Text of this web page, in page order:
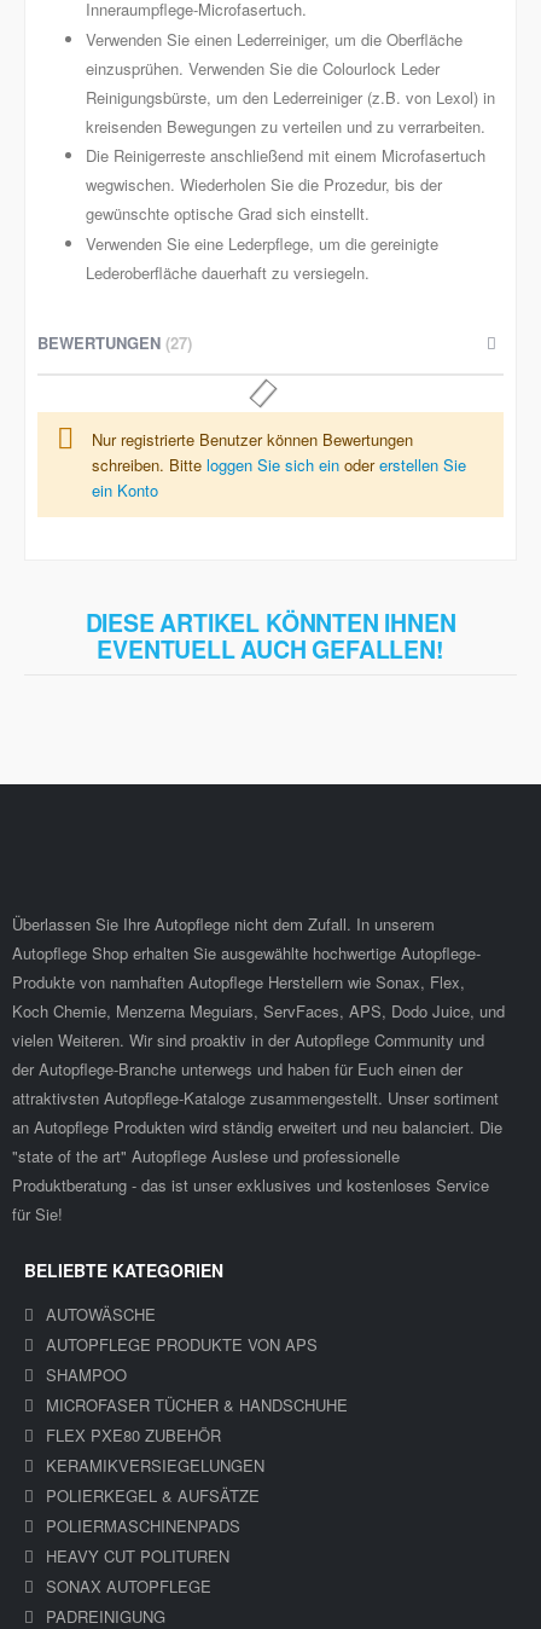
Inneraumpflege-Microfasertuch.
Verwenden Sie einen Lederreiniger, um die Oberfläche
einzusprühen. Verwenden Sie die Colourlock Leder
Reinigungsbürste, um den Lederreiniger (z.B. von Lexol) in
kreisenden Bewegungen zu verteilen und zu verrarbeiten.
Die Reinigerreste anschließend mit einem Microfasertuch
wegwischen. Wiederholen Sie die Prozedur, bis der
gewünschte optische Grad sich einstellt.
Verwenden Sie eine Lederpflege, um die gereinigte
Lederoberfläche dauerhaft zu versiegeln.
BEWERTUNGEN 27
Nur registrierte Benutzer können Bewertungen
schreiben. Bitte loggen Sie sich ein odererstellen Sie
ein Konto
DIESE ARTIKEL KÖNNTEN IHNEN
EVENTUELL AUCH GEFALLEN!
Überlassen Sie Ihre Autopflege nicht dem Zufall. In unserem
Autopflege Shop erhalten Sie ausgewählte hochwertige Autopflege-
Produkte von namhaften Autopflege Herstellern wie Sonax, Flex,
Koch Chemie, Menzerna Meguiars, ServFaces, APS, Dodo Juice, und
vielen Weiteren. Wir sind proaktiv in der Autopflege Community und
der Autopflege-Branche unterwegs und haben für Euch einen der
attraktivsten Autopflege-Kataloge zusammengestellt. Unser sortiment
an Autopflege Produkten wird ständig erweitert und neu balanciert. Die
"state of the art" Autopflege Auslese und professionelle
Produktberatung - das ist unser exklusives und kostenloses Service
für Sie!
BELIEBTE KATEGORIEN
AUTOWÄSCHE
AUTOPFLEGE PRODUKTE VON APS
SHAMPOO
MICROFASER TÜCHER & HANDSCHUHE
FLEX PXE80 ZUBEHÖR
KERAMIKVERSIEGELUNGEN
POLIERKEGEL & AUFSÄTZE
POLIERMASCHINENPADS
HEAVY CUT POLITUREN
SONAX AUTOPFLEGE
PADREINIGUNG